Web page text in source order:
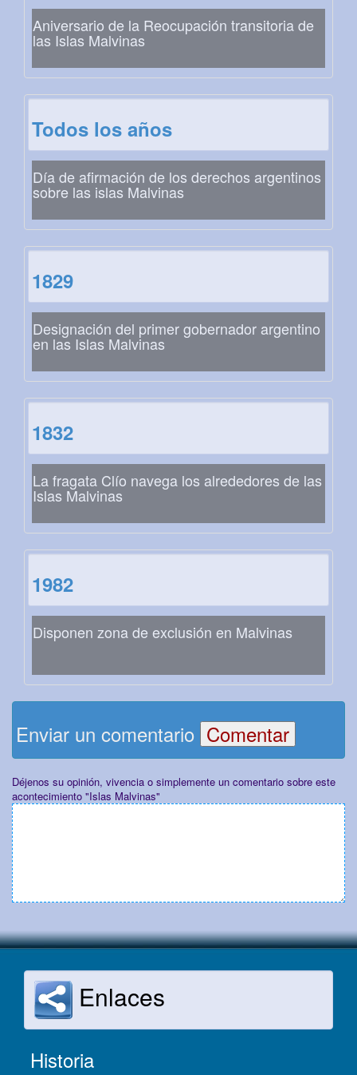
Aniversario de la Reocupación transitoria de
las Islas Malvinas
Todos los años
Día de afirmación de los derechos argentinos
sobre las islas Malvinas
1829
Designación del primer gobernador argentino
en las Islas Malvinas
1832
La fragata Clío navega los alrededores de las
Islas Malvinas
1982
Disponen zona de exclusión en Malvinas
Enviar un comentario
Déjenos su opinión, vivencia o simplemente un comentario sobre este
acontecimiento "Islas Malvinas"
Enlaces
Historia